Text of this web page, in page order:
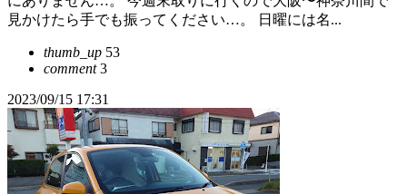
見かけたら手でも振ってください…。 日曜には名...
thumb_up 53
comment3
2023/09/15 17:31